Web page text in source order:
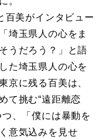
百美がインタビュー
埼玉県人の心をま
うだろう？」と語
た埼玉県人の心を
京に残る百美は、
て挑む“遠距離恋
、「僕には暴動を
意気込みを見せ